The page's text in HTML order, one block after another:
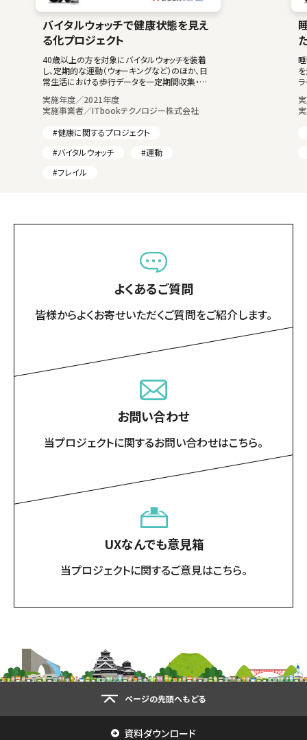
バイタルウォッチで健康状態を見え
る化プロジェクト
40歳以上の方を対象にバイタルウォッチを装着
し、定期的な運動（ウォーキングなど）のほか、日
常生活における歩行データを一定期間収集・分
実施年度／2021年度
実施事業者／ITbookテクノロジー株式会社
#健康に関するプロジェクト
#バイタルウォッチ
#運動
#フレイル
よくあるご質問
皆様からよくお寄せいただくご質問をご紹介します。
お問い合わせ
当プロジェクトに関するお問い合わせはこちら。
UXなんでも意見箱
当プロジェクトに関するご意見はこちら。
資料ダウンロード
ページの先頭へもどる